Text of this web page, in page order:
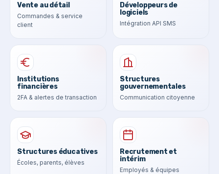
Vente au détail
Commandes & service
client
Développeurs de
logiciels
Intégration API SMS
Institutions
financières
2FA & alertes de transaction
Structures
gouvernementales
Communication citoyenne
Structures éducatives
Écoles, parents, élèves
Recrutement et
intérim
Employés & équipes